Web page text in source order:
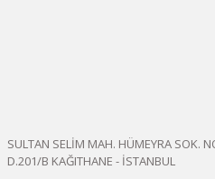
SULTAN SELİM MAH. HÜMEYRA SOK.
D.201/B KAĞITHANE - İSTANBUL